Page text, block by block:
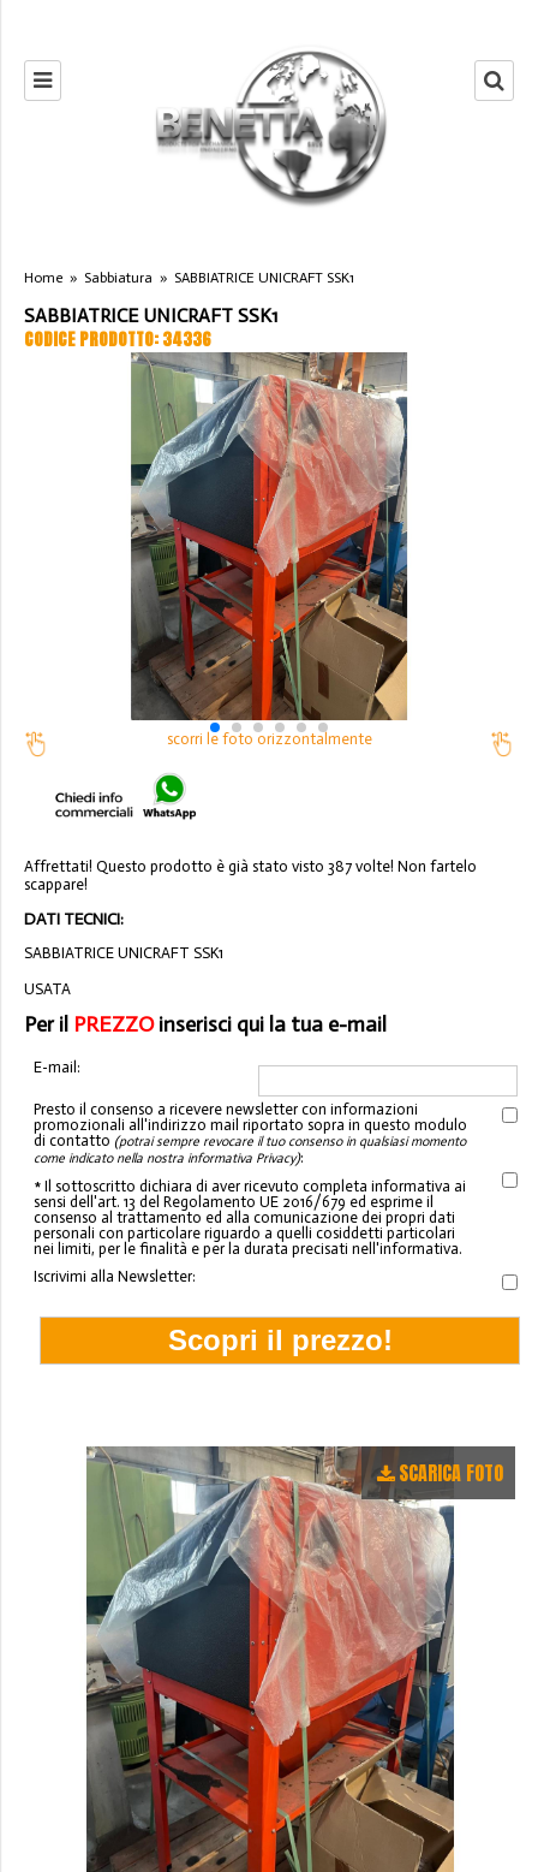
Home » Sabbiatura » SABBIATRICE UNICRAFT SSK1
SABBIATRICE UNICRAFT SSK1
CODICE PRODOTTO: 34336
scorri le foto orizzontalmente
Affrettati! Questo prodotto è già stato visto 387 volte! Non fartelo
scappare!
DATI TECNICI:
SABBIATRICE UNICRAFT SSK1
USATA
Per il PREZZOinserisci qui la tua e-mail
E-mail:
Presto il consenso a ricevere newsletter con informazioni
promozionali all'indirizzo mail riportato sopra in questo modulo
di contatto (potrai sempre revocare il tuo consenso in qualsiasi momento
come indicato nella nostra informativa Privacy):
* Il sottoscritto dichiara di aver ricevuto completa informativa ai
sensi dell'art. 13 del Regolamento UE 2016/679 ed esprime il
consenso al trattamento ed alla comunicazione dei propri dati
personali con particolare riguardo a quelli cosiddetti particolari
nei limiti, per le finalità e per la durata precisati nell'informativa.
Iscrivimi alla Newsletter:
SCARICA FOTO